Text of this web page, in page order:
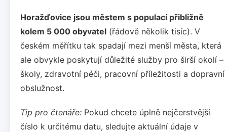
Horažďovice jsou městem s populací přibližně
kolem 5 000 obyvatel (řádově několik tisíc). V
českém měřítku tak spadají mezi menší města, která
ale obvykle poskytují důležité služby pro širší okolí –
školy, zdravotní péči, pracovní příležitosti a dopravní
obslužnost.
Tip pro čtenáře: Pokud chcete úplně nejčerstvější
číslo k určitému datu, sledujte aktuální údaje v